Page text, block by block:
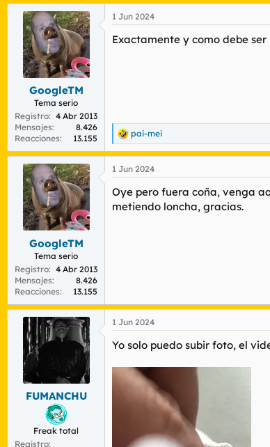
a
c
i
GoogleTM
Tema serio
Registro
4 Abr 2013
Mensajes
8.426
Reacciones
13.155
1 Jun 2024
Exactamente y como debe
R
e
a
c
i
o
pai-mei
GoogleTM
Tema serio
Registro
4 Abr 2013
Mensajes
8.426
Reacciones
13.155
1 Jun 2024
Oye pero fuera coña, venga
metiendo loncha, gracias.
FUMANCHU
Freak total
Registro
1 Jun 2024
Yo solo puedo subir foto, el